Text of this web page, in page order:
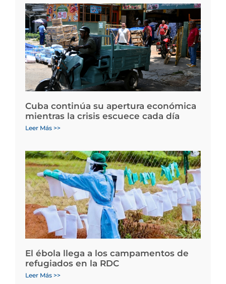
Cuba continúa su apertura económica
mientras la crisis escuece cada día
Leer Más >>
El ébola llega a los campamentos de
refugiados en la RDC
Leer Más >>